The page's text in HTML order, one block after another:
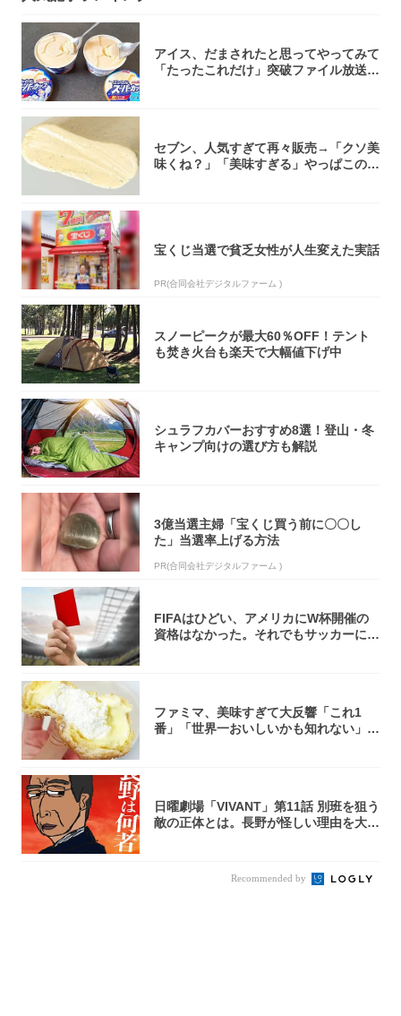
アイス、だまされたと思ってやってみて
「たったこれだけ」突破ファイル放送で
セブン、人気すぎて再々販売→「クソ美
味くね？」「美味すぎる」やっぱこのク
宝くじ当選で貧乏女性が人生変えた実話
PR(合同会社デジタルファーム )
スノーピークが最大60％OFF！テント
も焚き火台も楽天で大幅値下げ中
シュラフカバーおすすめ8選！登山・冬
キャンプ向けの選び方も解説
3億当選主婦「宝くじ買う前に〇〇し
た」当選率上げる方法
PR(合同会社デジタルファーム )
FIFAはひどい、アメリカにW杯開催の
資格はなかった。それでもサッカーには
ファミマ、美味すぎて大反響「これ1
番」「世界一おいしいかも知れない」
日曜劇場「VIVANT」第11話 別班を狙う
敵の正体とは。長野が怪しい理由を大
Recommended by